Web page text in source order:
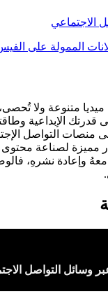
الممولة على
متنوعة ولا
قدرتك الإبداعية
منصات التواصل
مميزة لصناعة
معهُ وإعادة نشرهِ،
وسائل التواصل